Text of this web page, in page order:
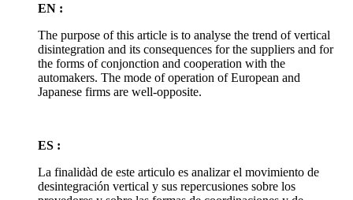
EN :
The purpose of this article is to analyse the trend of vertical
disintegration and its consequences for the suppliers and for
the forms of conjonction and cooperation with the
automakers. The mode of operation of European and
Japanese firms are well-opposite.
ES :
La finalidàd de este articulo es analizar el movimiento de
desintegración vertical y sus repercusiones sobre los